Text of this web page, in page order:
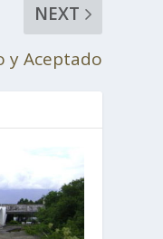
NEXT
y Aceptado